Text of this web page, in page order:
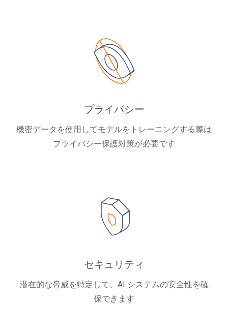
プライバシー
機密データを使用してモデルをトレーニングする際は
プライバシー保護対策が必要です
セキュリティ
潜在的な脅威を特定して、AI システムの安全性を確
保できます